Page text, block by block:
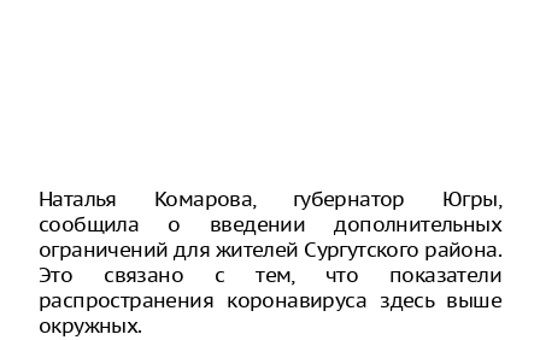
Наталья Комарова, губернатор Югры,
сообщила о введении дополнительных
ограничений для жителей Сургутского района.
Это связано с тем, что показатели
распространения коронавируса здесь выше
окружных.